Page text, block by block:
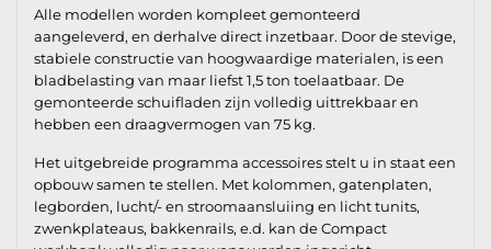
Alle modellen worden kompleet gemonteerd
aangeleverd, en derhalve direct inzetbaar. Door de stevige,
stabiele constructie van hoogwaardige materialen, is een
bladbelasting van maar liefst 1,5 ton toelaatbaar. De
gemonteerde schuifladen zijn volledig uittrekbaar en
hebben een draagvermogen van 75 kg.
Het uitgebreide programma accessoires stelt u in staat een
opbouw samen te stellen. Met kolommen, gatenplaten,
legborden, lucht/- en stroomaansluiing en licht tunits,
zwenkplateaus, bakkenrails, e.d. kan de Compact